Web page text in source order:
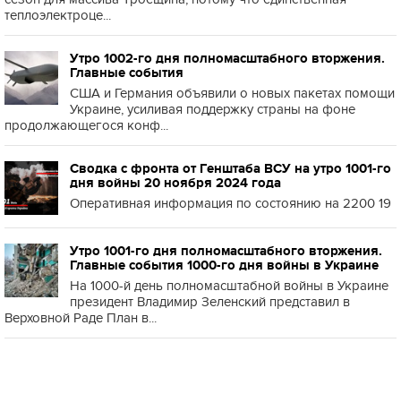
теплоэлектроце...
Утро 1002-го дня полномасштабного вторжения.
Главные события
США и Германия объявили о новых пакетах помощи
Украине, усиливая поддержку страны на фоне
продолжающегося конф...
Сводка с фронта от Генштаба ВСУ на утро 1001-го
дня войны 20 ноября 2024 года
Оперативная информация по состоянию на 2200 19
Утро 1001-го дня полномасштабного вторжения.
Главные события 1000-го дня войны в Украине
На 1000-й день полномасштабной войны в Украине
президент Владимир Зеленский представил в
Верховной Раде План в...